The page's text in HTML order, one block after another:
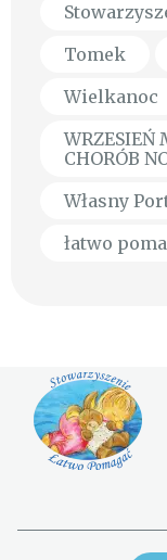
Tomek
Wielkanoc
WRZESIEŃ
CHORÓB
Własny
łatwo